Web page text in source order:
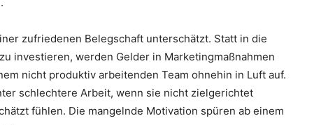
zufriedenen Belegschaft unterschätzt. Statt in die
investieren, werden Gelder in Marketingmaßnahmen
nicht produktiv arbeitenden Team ohnehin in Luft auf.
schlechtere Arbeit, wenn sie nicht zielgerichtet
fühlen. Die mangelnde Motivation spüren ab einem